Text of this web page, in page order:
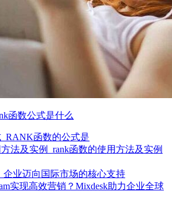
函数公式是什么
函数的公式是
法及实例_rank函数的使用方法及实例
企业迈向国际市场的核心支持
实现高效营销？Mixdesk助力企业全球